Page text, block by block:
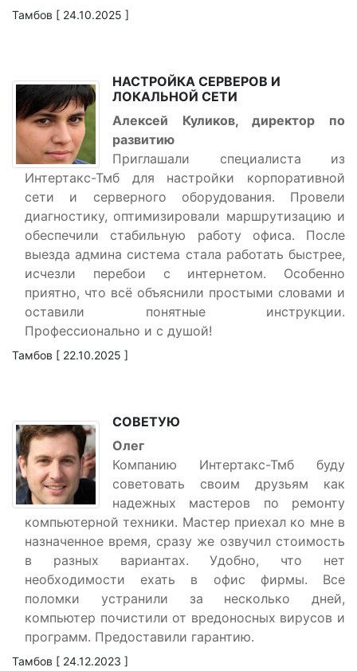
Тамбов [ 24.10.2025 ]
НАСТРОЙКА СЕРВЕРОВ И
ЛОКАЛЬНОЙ СЕТИ
Алексей Куликов, директор по
развитию
Приглашали специалиста из
Интертакс-Тмб для настройки корпоративной
сети и серверного оборудования. Провели
диагностику, оптимизировали маршрутизацию и
обеспечили стабильную работу офиса. После
выезда админа система стала работать быстрее,
исчезли перебои с интернетом. Особенно
приятно, что всё объяснили простыми словами и
оставили понятные инструкции.
Профессионально и с душой!
Тамбов [ 22.10.2025 ]
СОВЕТУЮ
Олег
Компанию Интертакс-Тмб буду
советовать своим друзьям как
надежных мастеров по ремонту
компьютерной техники. Мастер приехал ко мне в
назначенное время, сразу же озвучил стоимость
в разных вариантах. Удобно, что нет
необходимости ехать в офис фирмы. Все
поломки устранили за несколько дней,
компьютер почистили от вредоносных вирусов и
программ. Предоставили гарантию.
Тамбов [ 24.12.2023 ]